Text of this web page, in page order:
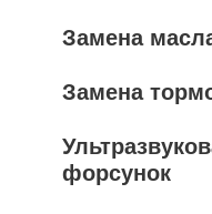
Замена
Замена
форсунок